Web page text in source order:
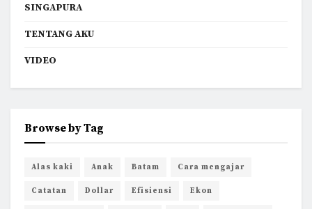
SINGAPURA
TENTANG AKU
VIDEO
Browse by Tag
Alas kaki Anak Batam Cara mengajar
Catatan Dollar Efisiensi Ekon